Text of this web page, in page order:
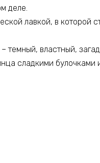
деле.
лавкой, в которой
темный, властный,
сладкими булочками